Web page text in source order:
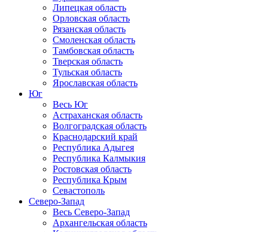
Липецкая область
Орловская область
Рязанская область
Смоленская область
Тамбовская область
Тверская область
Тульская область
Ярославская область
Юг
Весь Юг
Астраханская область
Волгоградская область
Краснодарский край
Республика Адыгея
Республика Калмыкия
Ростовская область
Республика Крым
Севастополь
Северо-Запад
Весь Северо-Запад
Архангельская область